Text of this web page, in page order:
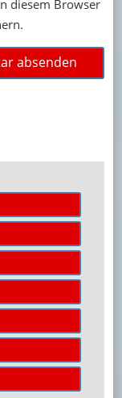
diesem Browser